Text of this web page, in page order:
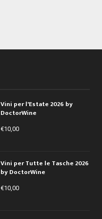
Vini per l'Estate 2026 by
DoctorWine
€10,00
Vini per Tutte le Tasche 2026
by DoctorWine
€10,00